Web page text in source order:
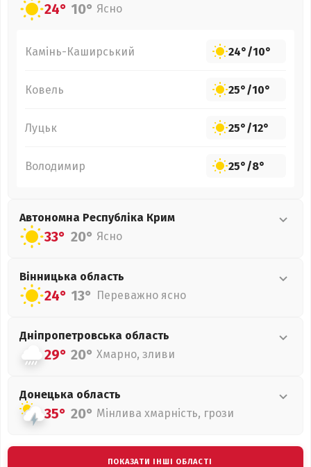
24° 10° Ясно
Камінь-Каширський 24°/10°
Ковель 25°/10°
Луцьк 25°/12°
Володимир 25°/8°
Автономна Республіка Крим
33° 20° Ясно
Вінницька область
24° 13° Переважно ясно
Дніпропетровська область
29° 20° Хмарно, зливи
Донецька область
35° 20° Мінлива хмарність, грози
ПОКАЗАТИ ІНШІ ОБЛАСТІ